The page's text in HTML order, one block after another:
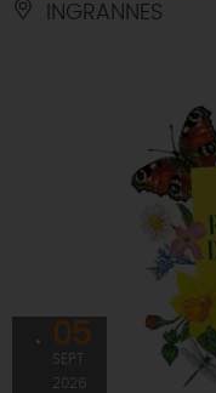
INGRANNES
05
SEPT
2026